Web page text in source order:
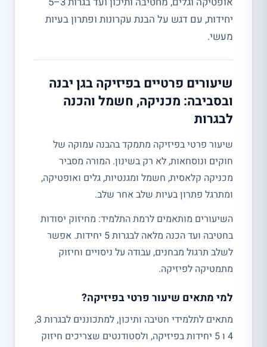
יחידות, עם דגש על הבנת עקרונות ופתרון בעיות
מעשי.
שיעורים פרטיים בפיזיקה בגן יבנה
ובסביבה: מכניקה, חשמל והכנה
לבגרות
שיעור פרטי בפיזיקה מתמקד בהבנה עמוקה של
חוקים ונוסחאות, לא רק בשינון. המורה מסביר
מכניקה קלאסית, חשמל ומגנטיות, גלים ואופטיקה,
ומתרגל פתרון בעיות שלב אחר שלב.
השיעורים מותאמים לרמת התלמיד: מחיזוק יסודות
בחטיבה ועד הכנה מלאה לבגרות 5 יחידות. אפשר
לשלב תרגול מבחנים, עבודה על ניסויים וחיזוק
מתמטיקה לפיזיקה.
למי מתאים שיעור פרטי בפיזיקה?
מתאים לתלמידי חטיבה ותיכון, למתכוננים לבגרות 3,
4 ו 5 יחידות בפיזיקה, ולסטודנטים שצריכים חיזוק